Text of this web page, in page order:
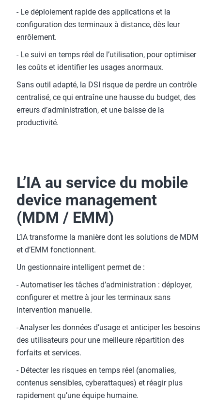
- Le déploiement rapide des applications et la
configuration des terminaux à distance, dès leur
enrôlement.
- Le suivi en temps réel de l’utilisation, pour optimiser
les coûts et identifier les usages anormaux.
Sans outil adapté, la DSI risque de perdre un contrôle
centralisé, ce qui entraîne une hausse du budget, des
erreurs d’administration, et une baisse de la
productivité.
L’IA au service du mobile
device management
(MDM / EMM)
L’IA transforme la manière dont les solutions de MDM
et d’EMM fonctionnent.
Un gestionnaire intelligent permet de :
- Automatiser les tâches d’administration : déployer,
configurer et mettre à jour les terminaux sans
intervention manuelle.
- Analyser les données d’usage et anticiper les besoins
des utilisateurs pour une meilleure répartition des
forfaits et services.
- Détecter les risques en temps réel (anomalies,
contenus sensibles, cyberattaques) et réagir plus
rapidement qu’une équipe humaine.